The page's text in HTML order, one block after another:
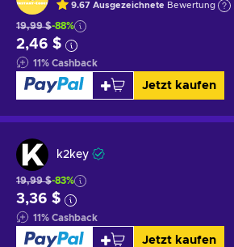
9.67 Ausgezeichnete Bewertung
19,99 $-88%
2,46 $
11% Cashback
Jetzt kaufen
k2key
19,99 $-83%
3,36 $
11% Cashback
Jetzt kaufen